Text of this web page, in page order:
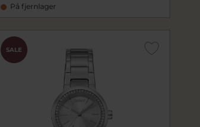
På fjernlager
SALE